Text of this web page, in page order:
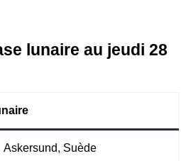
lunaire au jeudi 28
Askersund, Suède